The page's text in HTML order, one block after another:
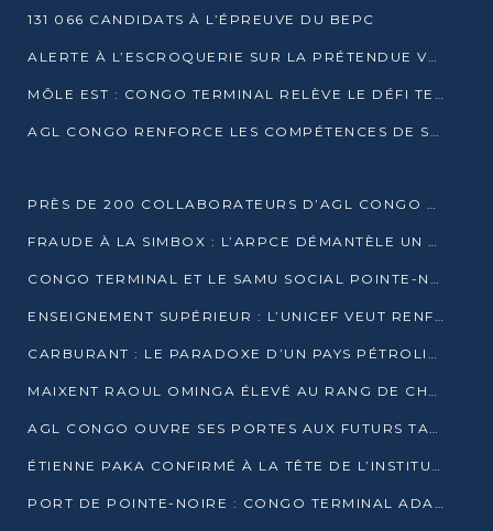
131 066 CANDIDATS À L’ÉPREUVE DU BEPC
ALERTE À L’ESCROQUERIE SUR LA PRÉTENDUE VENTE DE PARCELLES AFAT
MÔLE EST : CONGO TERMINAL RELÈVE LE DÉFI TECHNIQUE DES SABLES BITUMINEUX
AGL CONGO RENFORCE LES COMPÉTENCES DE SES ÉQUIPES AVEC LA CERTIFICATION CACES® R483
PRÈS DE 200 COLLABORATEURS D’AGL CONGO EN FORMATION JUSQU’EN JUILLET
FRAUDE À LA SIMBOX : L’ARPCE DÉMANTÈLE UN RÉSEAU UTILISANT DES CARTES SIM OUGANDAISES
CONGO TERMINAL ET LE SAMU SOCIAL POINTE-NOIRE RENOUVELLENT LEUR PARTENARIAT EN FAVEUR DES JEUNES VULNÉRABLES
ENSEIGNEMENT SUPÉRIEUR : L’UNICEF VEUT RENFORCER LA RECHERCHE SUR LES QUESTIONS DE L’ENFANCE
CARBURANT : LE PARADOXE D’UN PAYS PÉTROLIER CONFRONTÉ À DES PÉNURIES RÉCURRENTES
MAIXENT RAOUL OMINGA ÉLEVÉ AU RANG DE CHEVALIER DE L’ORDRE DE L’AMITIÉ ENTRE LA RUSSIE ET LE CONGO
AGL CONGO OUVRE SES PORTES AUX FUTURS TALENTS DE LA LOGISTIQUE
ÉTIENNE PAKA CONFIRMÉ À LA TÊTE DE L’INSTITUT GÉOGRAPHIQUE NATIONAL
PORT DE POINTE-NOIRE : CONGO TERMINAL ADAPTE SON DRAGAGE AUX SABLES BITUMINEUX